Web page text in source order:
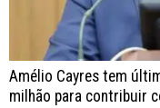
Amélio Cayres tem
milhão para contribuir